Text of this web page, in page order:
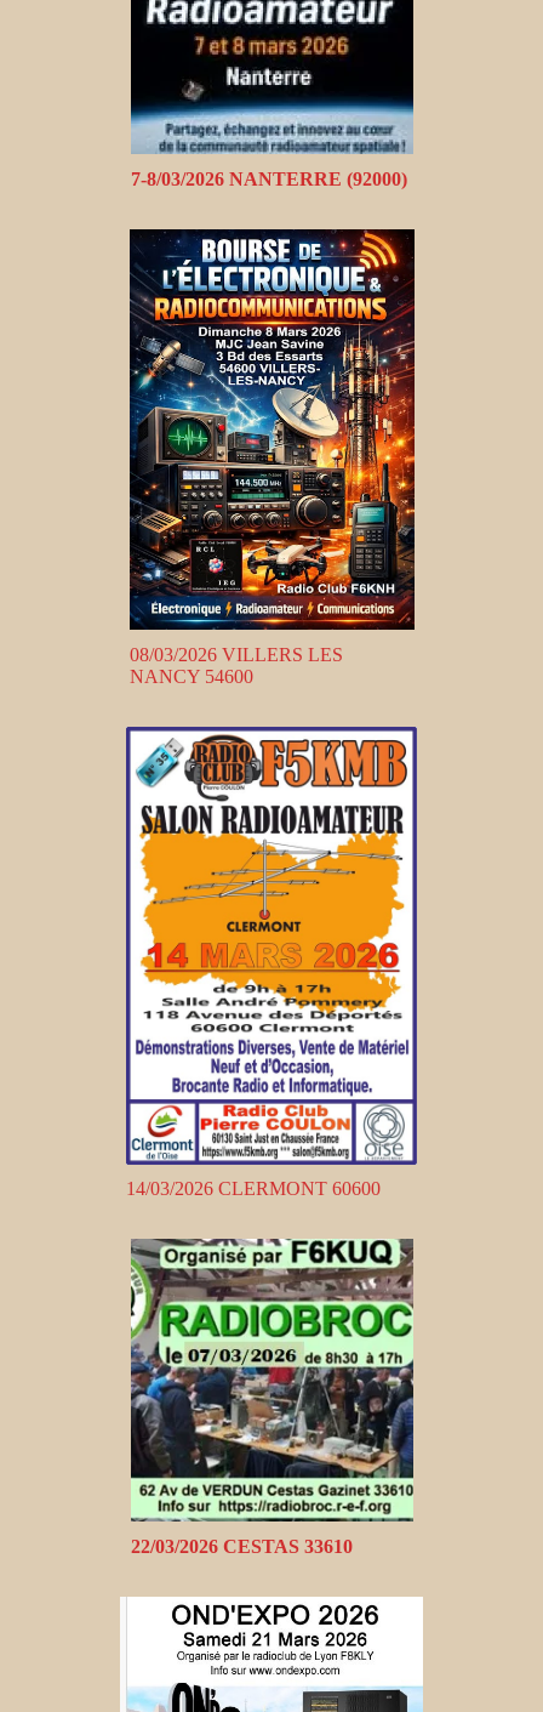
7-8/03/2026 NANTERRE (92000)
08/03/2026 VILLERS LES
NANCY 54600
14/03/2026 CLERMONT 60600
22/03/2026 CESTAS 33610